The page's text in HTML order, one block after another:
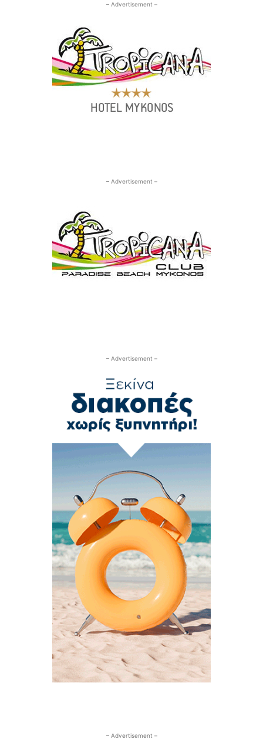
– Advertisement –
– Advertisement –
– Advertisement –
– Advertisement –